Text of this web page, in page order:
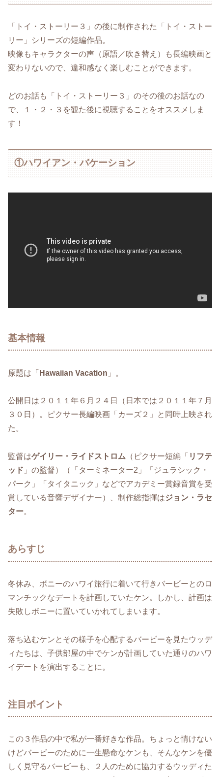
「トイ・ストーリー３」の後に制作された「トイ・ストー
リー」シリーズの短編作品。
映像もキャラクターの声（原語／吹き替え）も長編映画と
変わりないので、違和感なく楽しむことができます。
どのお話も「トイ・ストーリー３」のその後のお話なの
で、１・２・３を観た後に視聴することをオススメしま
す！
①ハワイアン・バケーション
基本情報
原題は「 Hawaiian Vacation 」。
公開日は２０１１年６月２４日（日本では２０１１年７月
３０日）。ピクサー長編映画「カーズ２」と同時上映され
た。
監督はゲイリー・ライドストロム （ピクサー短編「 リフテ
ッド 」の監督）（「ターミネーター2」「ジュラシック・
パーク」「タイタニック」などでアカデミー賞録音賞を受
賞している音響デザイナー）、制作総指揮はジョン・ラセ
ター。
あらすじ
冬休み、ボニーのハワイ旅行に着いて行きバービーとのロ
マンチックなデートを計画していたケン。しかし、計画は
失敗しボニーに置いていかれてしまいます。
落ち込むケンとその様子を心配するバービーを見たウッデ
ィたちは、子供部屋の中でケンが計画していた通りのハワ
イデートを演出することに。
注目ポイント
この３作品の中で私が一番好きな作品。ちょっと情けない
けどバービーのために一生懸命なケンも、そんなケンを優
しく見守るバービーも、２人のために協力するウッディた